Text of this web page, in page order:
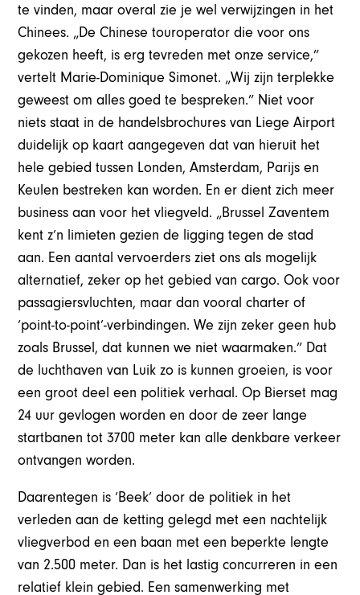
te vinden, maar overal zie je wel verwijzingen in het
Chinees. „De Chinese touroperator die voor ons
gekozen heeft, is erg tevreden met onze service,”
vertelt Marie-Dominique Simonet. „Wij zijn terplekke
geweest om alles goed te bespreken.” Niet voor
niets staat in de handelsbrochures van Liege Airport
duidelijk op kaart aangegeven dat van hieruit het
hele gebied tussen Londen, Amsterdam, Parijs en
Keulen bestreken kan worden. En er dient zich meer
business aan voor het vliegveld. „Brussel Zaventem
kent z’n limieten gezien de ligging tegen de stad
aan. Een aantal vervoerders ziet ons als mogelijk
alternatief, zeker op het gebied van cargo. Ook voor
passagiersvluchten, maar dan vooral charter of
‘point-to-point’-verbindingen. We zijn zeker geen hub
zoals Brussel, dat kunnen we niet waarmaken.” Dat
de luchthaven van Luik zo is kunnen groeien, is voor
een groot deel een politiek verhaal. Op Bierset mag
24 uur gevlogen worden en door de zeer lange
startbanen tot 3700 meter kan alle denkbare verkeer
ontvangen worden.
Daarentegen is ‘Beek’ door de politiek in het
verleden aan de ketting gelegd met een nachtelijk
vliegverbod en een baan met een beperkte lengte
van 2.500 meter. Dan is het lastig concurreren in een
relatief klein gebied. Een samenwerking met